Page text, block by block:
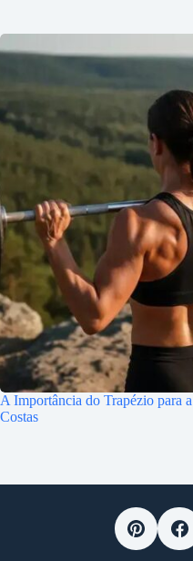
A Importância do Trapézio para
Costas